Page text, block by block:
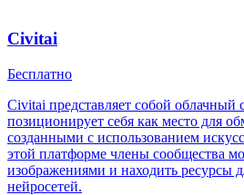
Civitai
Бесплатно
Civitai представляет собой облачный
позиционирует себя как место для
созданными с использованием
этой платформе члены сообщества
изображениями и находить ресурсы
нейросетей.